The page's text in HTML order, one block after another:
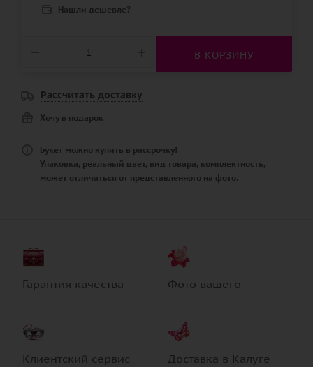
Нашли дешевле?
В КОРЗИНУ
Рассчитать доставку
Хочу в подарок
Букет можно купить в рассрочку!
Упаковка, реальный цвет, вид товара, комплектность,
может отличаться от представленного на фото.
Гарантия качества Фото вашего
Клиентский сервис Доставка в Калуге